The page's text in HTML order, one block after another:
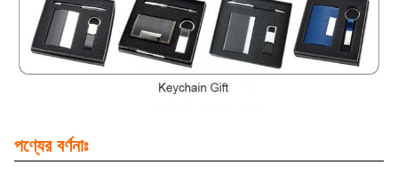
পণ্যের বর্ণনাঃ